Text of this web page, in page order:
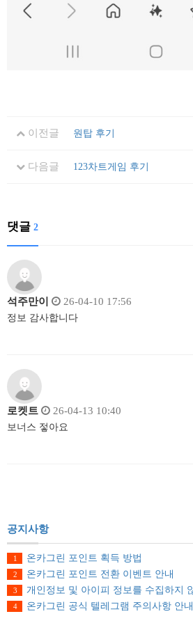
이전글 원탑 후기
다음글 123차트게임 후기
댓글 2
석주만이 26-04-10 17:56
정보 감사합니다
로켓트 26-04-13 10:40
보너스 젛아요
공지사항
1
온카그린 포인트 획득 방법
2 온카그린 포인트 전환 이벤트 안내
3
개인정보 및 아이피 정보를 수집하지
4 온카그린 공식 텔레그램 주의사항 안내